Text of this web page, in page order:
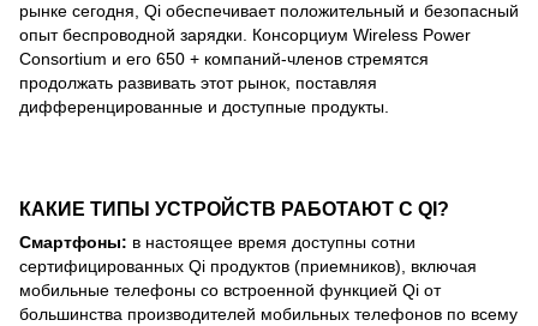
рынке сегодня, Qi обеспечивает положительный и безопасный
опыт беспроводной зарядки. Консорциум Wireless Power
Consortium и его 650 + компаний-членов стремятся
продолжать развивать этот рынок, поставляя
дифференцированные и доступные продукты.
КАКИЕ ТИПЫ УСТРОЙСТВ РАБОТАЮТ С QI?
Смартфоны: в настоящее время доступны сотни
сертифицированных Qi продуктов (приемников), включая
мобильные телефоны со встроенной функцией Qi от
большинства производителей мобильных телефонов по всему